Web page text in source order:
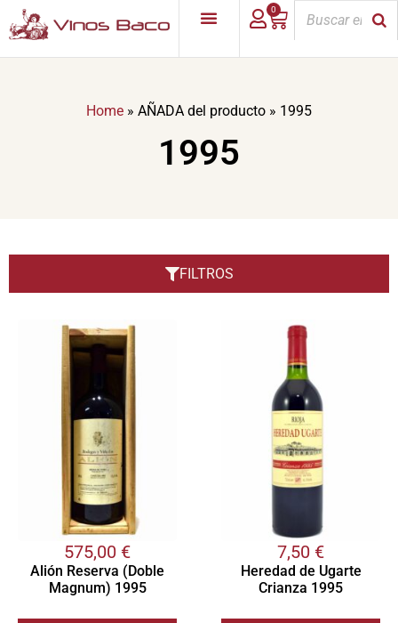
0
Home » AÑADA del producto » 1995
1995
575,00 €
Alión Reserva (Doble
Magnum) 1995
7,50 €
Heredad de Ugarte
Crianza 1995
FILTROS